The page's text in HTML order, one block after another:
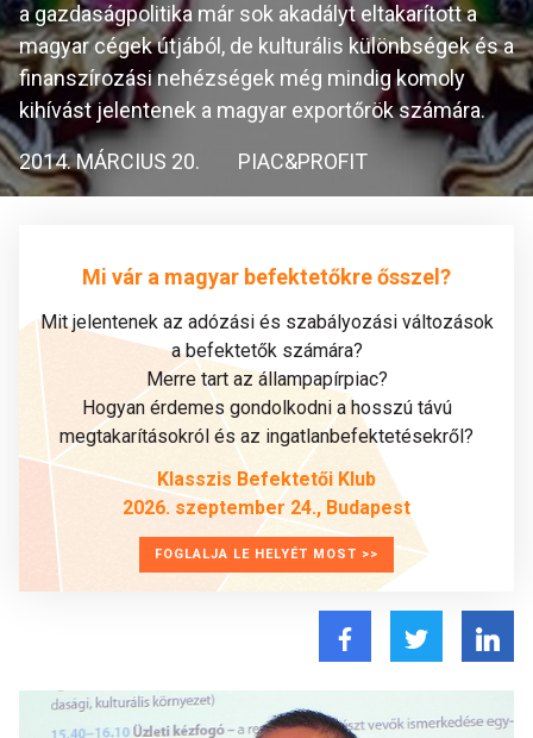
a gazdaságpolitika már sok akadályt eltakarított a
magyar cégek útjából, de kulturális különbségek és a
finanszírozási nehézségek még mindig komoly
kihívást jelentenek a magyar exportőrök számára.
2014. MÁRCIUS 20. PIAC&PROFIT
Mi vár a magyar befektetőkre ősszel?
Mit jelentenek az adózási és szabályozási változások
a befektetők számára?
Merre tart az állampapírpiac?
Hogyan érdemes gondolkodni a hosszú távú
megtakarításokról és az ingatlanbefektetésekről?
Klasszis Befektetői Klub
2026. szeptember 24., Budapest
FOGLALJA LE HELYÉT MOST >>